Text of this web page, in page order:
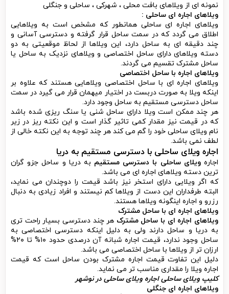
نمونه ای از ویلاهای بافت محلی ، شهرکی ، ساحلی و جنگلی
ویلاهای اجاره ای ساحلی :
ویلاهای اجاره ای ساحلی همانطور که مشخص است به ویلاهایی
اطلاق می گردد که در سمت ساحل قرار گرفته و دسترسی آسانی و
چند دقیقه ای به ساحل دارد، این ویلاها از لحاظ موقعیتی به دو
دسته ویلاهای دارای ساحل اختصاصی و ویلاهای نزدیک به ساحل یا
ساحل مشترک تقسیم می گردند.
ویلاهای اجاره با ساحل اختصاصی
ویلاهای اجاره ای با ساحل اختصاصی ویلاهایی هستند که علاوه بر
اینکه ویلا به صورت دربست در اختیار میهمان قرار می گیرد در سمت
ساحل دسترسی مستقیم به ساحل وجود دارد.
هر چند ممکن است ویلا دارای ساحل شنی یا سنگ ریزی شده باشد
که در قیمت نیز مقدار کمی تاثیر گذار است و این نکته ریز در زیر
نام ویلای ساحلی خود را گم می کند هر چند توجه به این نکته خالی از
لطف نمی باشد.
اجاره ویلای ساحلی با دسترسی مستقیم به دریا
اجارهویلای ساحلی با دسترسی مستقیم به دریا و ساحل جزو گران
ترین دسته ویلاهای اجاره ای می باشد.
که اگر ویلایی دارای استخر نیز باشد قیمت را دوچندان می نماید،
البته طرفداران این دست از ویلاها کم نیستند و افراد زیادی به دنبال
رزرو و اجاره اینگونه ویلاها هستند.
ویلاهای اجاره ای با ساحل مشترک
ویلاهای اجاره ای با ساحل مشترک هر چند دسترسی بسیار راحت تری
به دریا و ساحل دارند ولی به دلیل اینکه دسترسی اختصاصی به
ساحل وجود ندارد، قیمت اجاره شبانه آن درصدی حدود ۱۰% تا ۲۰%
ارزان تر از ویلاها با ساحل اختصاصی می باشد.
دلیل این تفاوت قیمت اجاره مشترک بودن ساحل است که قیمت
اجاره ویلا را مقداری مناسب تر می نماید.
کلیپ ویلای ساحلی اجاره ویلای ساحلی در نوشهر
ویلاهای اجاره ای جنگلی